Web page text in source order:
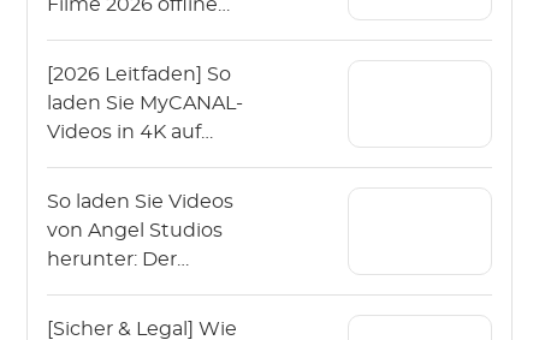
Filme 2026 offline
[2026 Leitfaden] So
laden Sie MyCANAL-
Videos in 4K auf
Geräten herunter
So laden Sie Videos
von Angel Studios
herunter: Der
PC)
[Sicher & Legal] Wie